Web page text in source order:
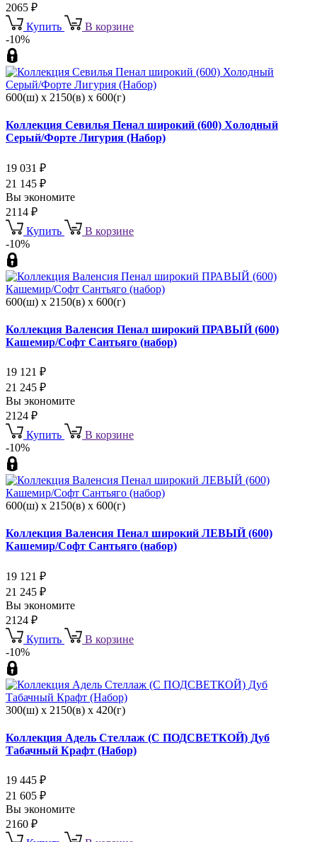
2065 ₽
Купить
В корзине
-10%
600(ш) x 2150(в) x 600(г)
Коллекция Севилья Пенал широкий (600) Холодный
Серый/Форте Лигурия (Набор)
19 031 ₽
21 145 ₽
Вы экономите
2114 ₽
Купить
В корзине
-10%
600(ш) x 2150(в) x 600(г)
Коллекция Валенсия Пенал широкий ПРАВЫЙ (600)
Кашемир/Софт Сантьяго (набор)
19 121 ₽
21 245 ₽
Вы экономите
2124 ₽
Купить
В корзине
-10%
600(ш) x 2150(в) x 600(г)
Коллекция Валенсия Пенал широкий ЛЕВЫЙ (600)
Кашемир/Софт Сантьяго (набор)
19 121 ₽
21 245 ₽
Вы экономите
2124 ₽
Купить
В корзине
-10%
300(ш) x 2150(в) x 420(г)
Коллекция Адель Стеллаж (С ПОДСВЕТКОЙ) Дуб
Табачный Крафт (Набор)
19 445 ₽
21 605 ₽
Вы экономите
2160 ₽